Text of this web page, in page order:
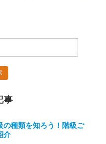
事
の種類を知ろう！階級ご
介